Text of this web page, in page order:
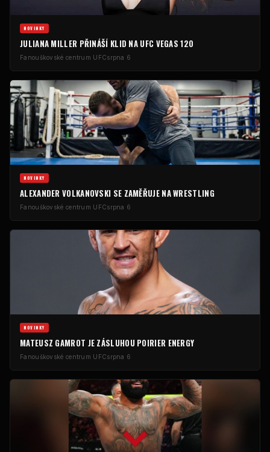
NOVINKY
JULIANA MILLER PŘINÁŠÍ KLID NA UFC VEGAS 120
Fanouškovské centrum UFCsrpna 6
NOVINKY
ALEXANDER VOLKANOVSKI SE ZAMĚŘUJE NA WRESTLING
Fanouškovské centrum UFCsrpna 6
NOVINKY
MATEUSZ GAMROT JE ZÁSLUHOU POIRIER ENERGY
Fanouškovské centrum UFCsrpna 6